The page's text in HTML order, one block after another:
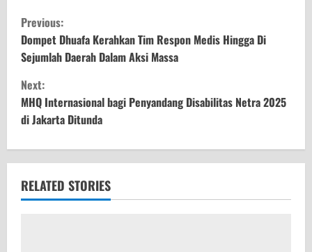
C
o
n
t
i
n
u
Previous:
Dompet Dhuafa Kerahkan Tim Respon Medis Hingga Di
Sejumlah Daerah Dalam Aksi Massa
Next:
MHQ Internasional bagi Penyandang Disabilitas Netra 2025
di Jakarta Ditunda
RELATED STORIES